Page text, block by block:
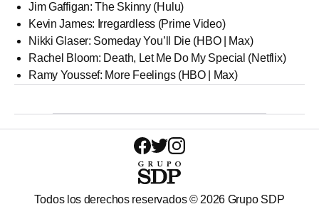
Jim Gaffigan: The Skinny (Hulu)
Kevin James: Irregardless (Prime Video)
Nikki Glaser: Someday You’ll Die (HBO | Max)
Rachel Bloom: Death, Let Me Do My Special (Netflix)
Ramy Youssef: More Feelings (HBO | Max)
Todos los derechos reservados © 2026 Grupo SDP